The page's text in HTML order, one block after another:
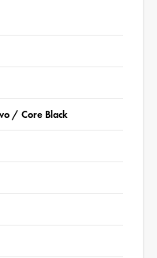
/ Core Black